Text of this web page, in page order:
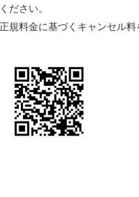
ださい。
料金に基づくキャンセル料